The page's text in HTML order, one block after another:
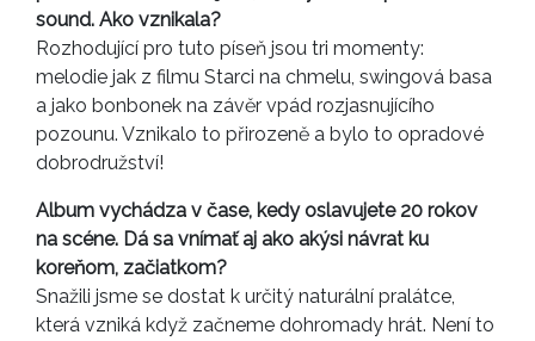
sound. Ako vznikala?
Rozhodující pro tuto píseň jsou tri momenty:
melodie jak z filmu Starci na chmelu, swingová basa
a jako bonbonek na závěr vpád rozjasnujícího
pozounu. Vznikalo to přirozeně a bylo to opradové
dobrodružství!
Album vychádza v čase, kedy oslavujete 20 rokov
na scéne. Dá sa vnímať aj ako akýsi návrat ku
koreňom, začiatkom?
Snažili jsme se dostat k určitý naturální pralátce,
která vzniká když začneme dohromady hrát. Není to